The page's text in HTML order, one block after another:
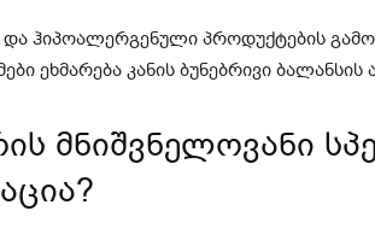
და ჰიპოალერგენული პროდუქტების
ეხმარება კანის ბუნებრივი ბალანსის
მნიშვნელოვანი